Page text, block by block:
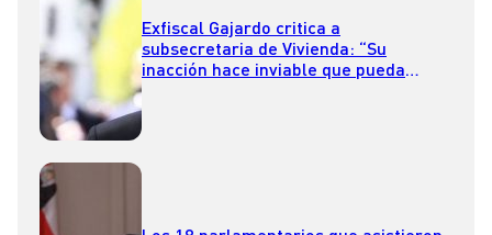
Exfiscal Gajardo critica a
subsecretaria de Vivienda: “Su
inacción hace inviable que pueda